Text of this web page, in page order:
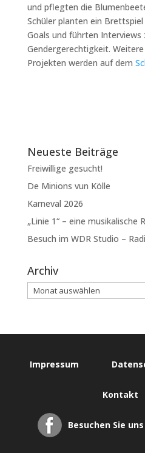
und pflegten die
Schüler planten ein
Goals und führten Interviews
Gendergerechtigkeit.
Projekten werden auf dem
Neueste Beiträge
Freiwillige gesucht!
De Minions vun Kölle
Karneval 2026
„Linie 1“ – eine musikalische
Besuch im WDR Studio –
Archiv
Impressum
Kontakt
Besuchen Sie